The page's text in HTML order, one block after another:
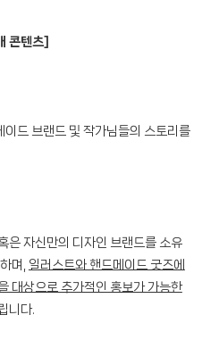
콘텐츠]
드 브랜드 및 작가님들의 스토리를
은 자신만의 디자인 브랜드를 소유
며, 일러스트와 핸드메이드 굿즈에
대상으로 추가적인 홍보가 가능한
니다.